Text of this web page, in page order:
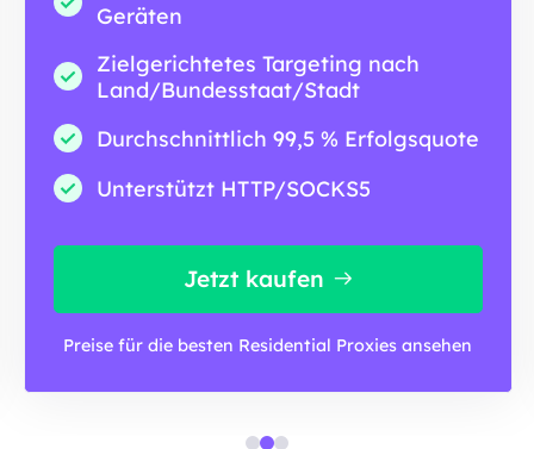
Geräten
Zielgerichtetes Targeting nach
Land/Bundesstaat/Stadt
Durchschnittlich 99,5 % Erfolgsquote
Unterstützt HTTP/SOCKS5
Jetzt kaufen
Preise für die besten Residential Proxies ansehen